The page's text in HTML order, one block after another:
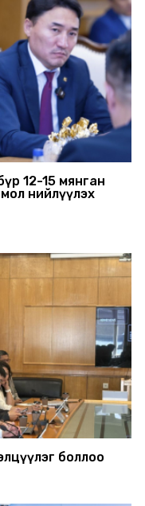
12-15 мянган
нийлүүлэх
боллоо